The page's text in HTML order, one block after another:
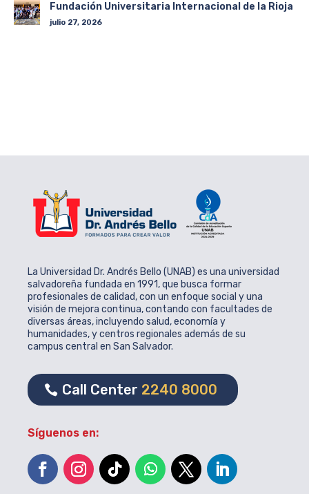
Fundación Universitaria Internacional de la Rioja
julio 27, 2026
La Universidad Dr. Andrés Bello (UNAB) es una universidad
salvadoreña fundada en 1991, que busca formar
profesionales de calidad, con un enfoque social y una
visión de mejora continua, contando con facultades de
diversas áreas, incluyendo salud, economía y
humanidades, y centros regionales además de su
campus central en San Salvador.
Call Center 2240 8000
Síguenos en: